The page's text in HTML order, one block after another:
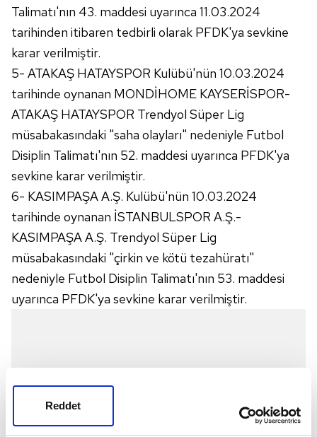
Reddet
Talimatı'nın 43. maddesi uyarınca 11.03.2024
tarihinden itibaren tedbirli olarak PFDK'ya sevkine
karar verilmiştir.
5- ATAKAŞ HATAYSPOR Kulübü'nün 10.03.2024
tarihinde oynanan MONDİHOME KAYSERİSPOR-
ATAKAŞ HATAYSPOR Trendyol Süper Lig
müsabakasındaki "saha olayları" nedeniyle Futbol
Disiplin Talimatı'nın 52. maddesi uyarınca PFDK'ya
sevkine karar verilmiştir.
6- KASIMPAŞA A.Ş. Kulübü'nün 10.03.2024
tarihinde oynanan İSTANBULSPOR A.Ş.-
KASIMPAŞA A.Ş. Trendyol Süper Lig
müsabakasındaki "çirkin ve kötü tezahüratı"
nedeniyle Futbol Disiplin Talimatı'nın 53. maddesi
uyarınca PFDK'ya sevkine karar verilmiştir.